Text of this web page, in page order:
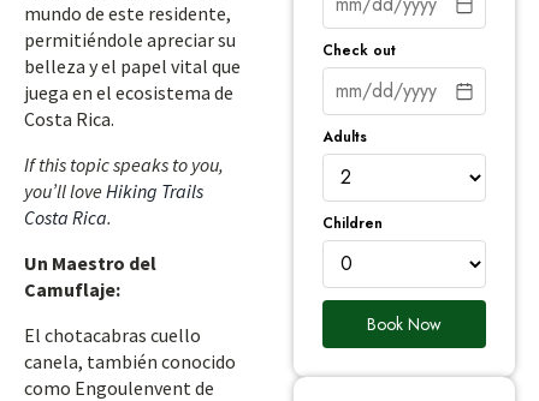
mundo de este residente,
permitiéndole apreciar su
belleza y el papel vital que
juega en el ecosistema de
Costa Rica.
If this topic speaks to you,
you’ll love Hiking Trails
Costa Rica.
Un Maestro del
Camuflaje:
El chotacabras cuello
canela, también conocido
como Engoulenvent de
Check out
Adults
Children
Book Now